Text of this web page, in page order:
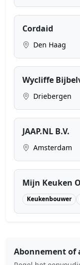
Cordaid
Den Haag
Wycliffe
Driebergen
JAAP.NL B.V.
Amsterdam
Mijn Keuken
Keukenbouwer
Abonnement of